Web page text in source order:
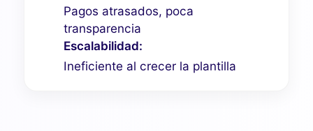
Pagos atrasados, poca
transparencia
Escalabilidad:
Ineficiente al crecer la plantilla